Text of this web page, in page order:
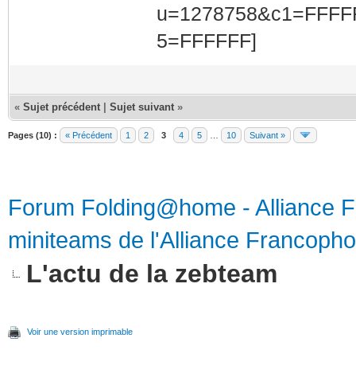
« Sujet précédent Sujet suivant »
Pages (10) : « Précédent 1 2 3 4 5 10 Suivant »
Forum Folding@home - Alliance
miniteams de l'Alliance
L'actu de la zebteam
Voir une version imprimable